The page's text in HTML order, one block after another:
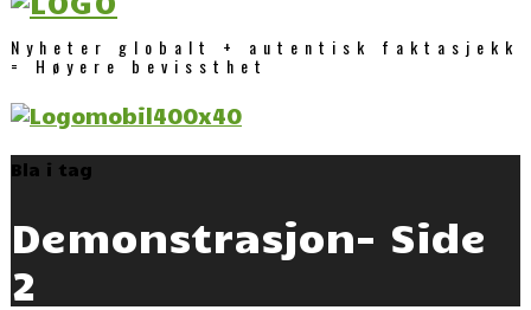
Nyheter globalt + autentisk faktasjekk
= Høyere bevissthet
Bla i tag
Demonstrasjon- Side
2